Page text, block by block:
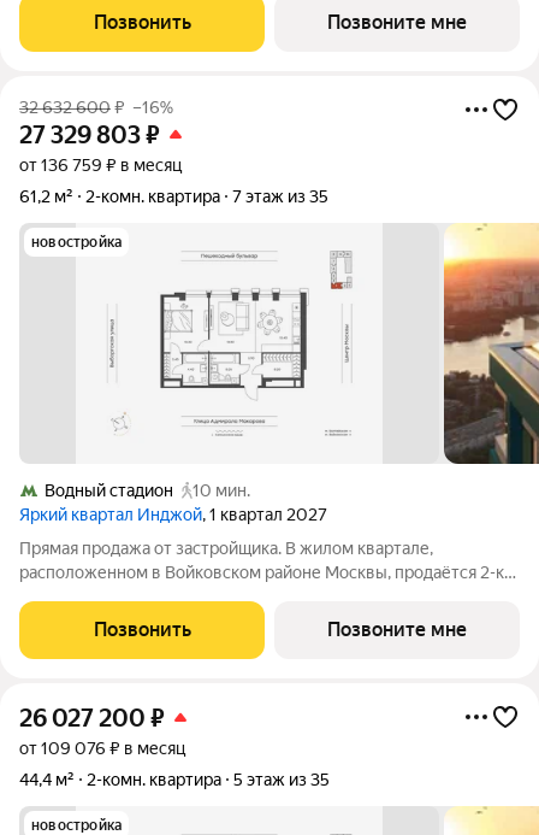
расположена на 30 этаже 33-этажного дома, корпус 1, в жилом
квартале бизнес-класса Инджой.
Позвонить Позвоните мне
32 632 600₽ –16%
27 329 803₽
от 136 759 ₽ в месяц
61,2 м²
2-комн. квартира 7 этаж из 35
новостройка
Водный стадион
10 мин.
Яркий квартал Инджой, 1 квартал 2027
Прямая продажа от застройщика. В жилом квартале,
расположенном в Войковском районе Москвы, продаётся 2-к
расположена на 7 этаже 35-этажного дома, корпус 1, в жилом
квартале бизнес-класса Инджой.
Позвонить Позвоните мне
26 027 200 ₽
от 109 076 ₽ в месяц
44,4 м²
2-комн. квартира 5 этаж из 35
новостройка